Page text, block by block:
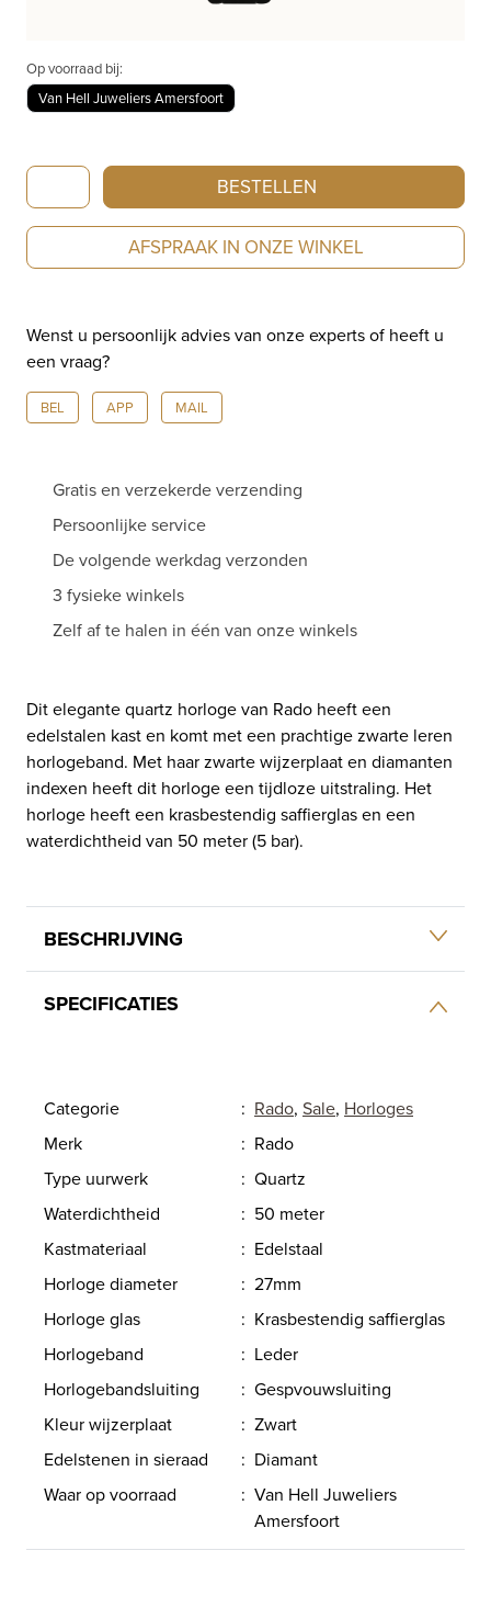
Op voorraad bij:
Van Hell Juweliers Amersfoort
Rado
LaCoupole
Diamonds
27
mm
I
R22854705
BESTELLEN
AFSPRAAK IN ONZE WINKEL
Wenst u persoonlijk advies van onze experts of heeft u
een vraag?
BEL APP MAIL
Gratis en verzekerde verzending
Persoonlijke service
De volgende werkdag verzonden
3 fysieke winkels
Zelf af te halen in één van onze winkels
Dit elegante quartz horloge van Rado heeft een
edelstalen kast en komt met een prachtige zwarte leren
horlogeband. Met haar zwarte wijzerplaat en diamanten
indexen heeft dit horloge een tijdloze uitstraling. Het
horloge heeft een krasbestendig saffierglas en een
waterdichtheid van 50 meter (5 bar).
BESCHRIJVING
SPECIFICATIES
Categorie : Rado, Sale, Horloges
Merk
: Rado
Type uurwerk
: Quartz
Waterdichtheid
: 50 meter
Kastmateriaal
: Edelstaal
Horloge diameter
: 27mm
Horloge glas
: Krasbestendig saffierglas
Horlogeband
: Leder
Horlogebandsluiting
: Gespvouwsluiting
Kleur wijzerplaat
: Zwart
Edelstenen in sieraad
: Diamant
Waar op voorraad
: Van Hell Juweliers
Amersfoort